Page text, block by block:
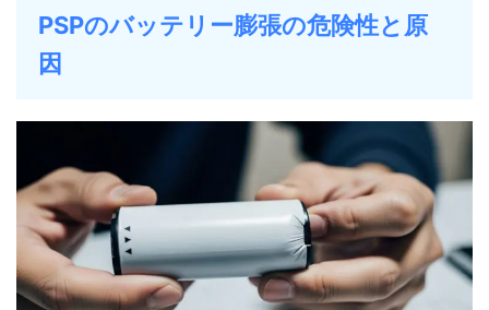
PSPのバッテリー膨張の危険性と原
因